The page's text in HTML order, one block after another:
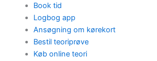
Book tid
Logbog app
Ansøgning om kørekort
Bestil teoriprøve
Køb online teori